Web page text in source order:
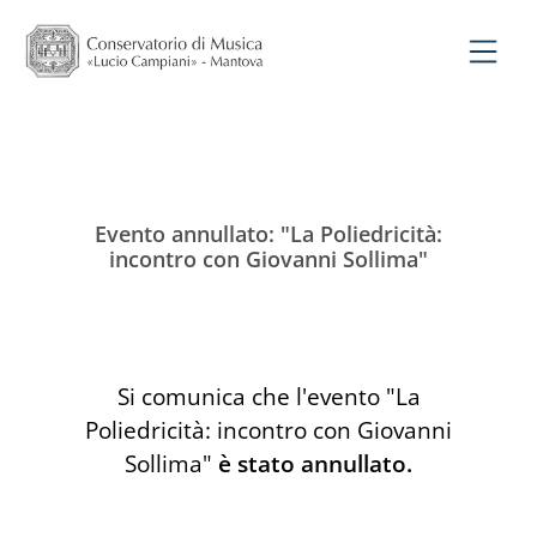
Evento annullato: "La Poliedricità:
incontro con Giovanni Sollima"
Si comunica che l'evento "La
Poliedricità: incontro con Giovanni
Sollima" è stato annullato.